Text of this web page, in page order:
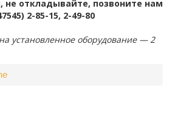
не откладывайте, позвоните нам
2-85-15, 2-49-80
установленное оборудование — 2